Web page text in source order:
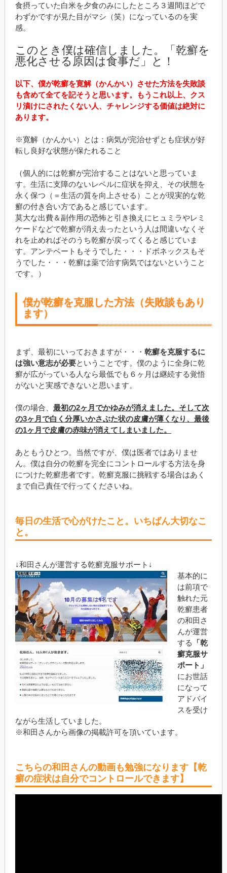
食摂っていた白米を夕食のみにしたところ３週間ほどで
わずかですが見た目がマシ（笑）になっているのを実
感。
このとき僕は確信しました。「乾癬を
悪化させる原因は食事だ」と！
以下、僕が乾癬を寛解（かんかい）させた方法を失敗談
も含めて全てを記そうと思います。もうこれ以上、クス
リ漬けにされたくない人、チャレンジする価値は絶対に
あります。
※寛解（かんかい）とは：病気が完治せずとも症状が好
転し良好な状態が保たれること
（個人的には乾癬が完治することはないと思っていま
す。生活に支障のないレベルに症状を抑え、その状態を
永く保つ（＝生活の質を向上させる）ことが現実的な乾
癬の付き合い方であると感じています。
莫大な出費＆副作用の恐怖と引き換えにヒュミラやレミ
ケードなどで乾癬が消え去ったという人は間違いなくそ
れを止めればそのうち乾癬が戻ってくると感じていま
す。アンテベートもそうでした・・・ドボネックスもそ
うでした・・・乾癬は薬で治す病気ではないということ
です。）
僕が乾癬を克服した方法（失敗談もあり
ます）
まず、最初にいっておきますが・・・ 乾癬を克服するに
は強い意志が必要ということです。僕のように全身に乾
癬が広がっている人なら最低でも６ヶ月は継続する覚悟
がないと実感できないと思います。
僕の場合、 最初の2ヶ月でかゆみが消えました。そして次
の3ヶ月で白く分厚いかさぶた状の皮膚が薄くなり、最後
の1ヶ月で皮膚の赤味が消えてしまいました。
あともうひとつ。当然ですが、僕は医者ではありませ
ん。僕は自分の乾癬を完全にコントロールする方法を身
につけた乾癬患者です。乾癬克服に挑戦する場合はあく
まで自己責任で行ってくださいね。
毎日の生活で心がけたこと。いちばん大切なこ
と。
↓和田さんが運営する乾癬克服サポート↓
基本的に
は前項で
触れた元
乾癬患者
の和田さ
んが運営
する
「乾
癬克服サ
ポート」
にお世話
になって
アドバイ
スを受け
ながら生活していました。
※和田さんから画像の掲載許可を頂いています。
こちらの和田さんの動画も勉強になります【乾
癬の症状は自分でコントロールできます】